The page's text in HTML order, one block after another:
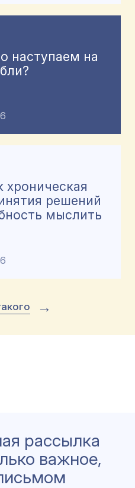
наступаем на
решений
мыслить
→
рассылка
важное,